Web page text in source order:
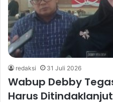
redaksi 31 Juli 2026
Wabup Debby
Harus